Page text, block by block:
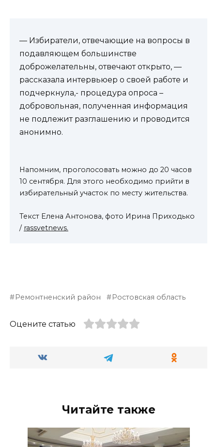
— Избиратели, отвечающие на вопросы в
подавляющем большинстве
доброжелательны, отвечают открыто, —
рассказала интервьюер о своей работе и
подчеркнула,- процедура опроса –
добровольная, полученная информация
не подлежит разглашению и проводится
анонимно.
Напомним, проголосовать можно до 20 часов
10 сентября. Для этого необходимо прийти в
избирательный участок по месту жительства.
Текст Елена Антонова, фото Ирина Приходько
/ rassvetnews.
Ремонтненский район Ростовская область
Оцените статью
Читайте также